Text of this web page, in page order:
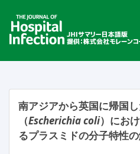
南アジアから英国に帰国
（Escherichia coli）にお
るプラスミドの分子特性